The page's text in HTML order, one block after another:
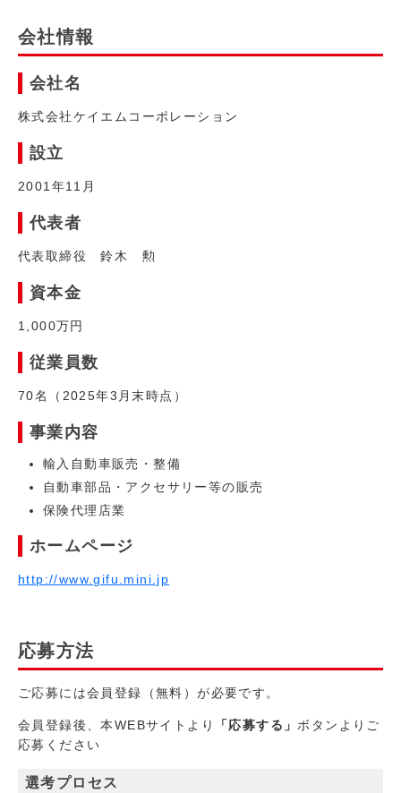
会社情報
会社名
株式会社ケイエムコーポレーション
設立
2001年11月
代表者
代表取締役 鈴木 勲
資本金
1,000万円
従業員数
70名（2025年3月末時点）
事業内容
輸入自動車販売・整備
自動車部品・アクセサリー等の販売
保険代理店業
ホームページ
http://www.gifu.mini.jp
応募方法
ご応募には会員登録（無料）が必要です。
会員登録後、本WEBサイトより 「応募する」ボタンよりご
応募ください
選考プロセス